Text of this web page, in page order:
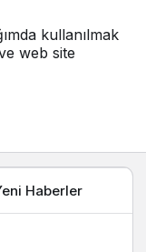
kullanılmak
web site
Haberler